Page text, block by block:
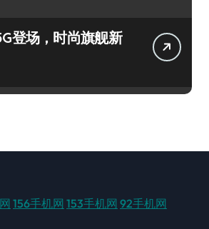
登场，时尚旗舰新
156手机网 153手机网 92手机网